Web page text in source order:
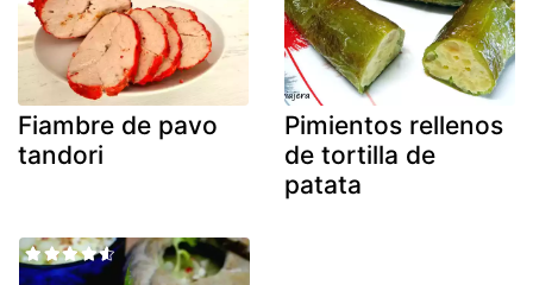
Fiambre de pavo
tandori
Pimientos rellenos
de tortilla de
patata